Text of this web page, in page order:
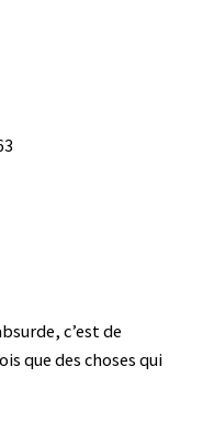
c’est de
que des choses qui